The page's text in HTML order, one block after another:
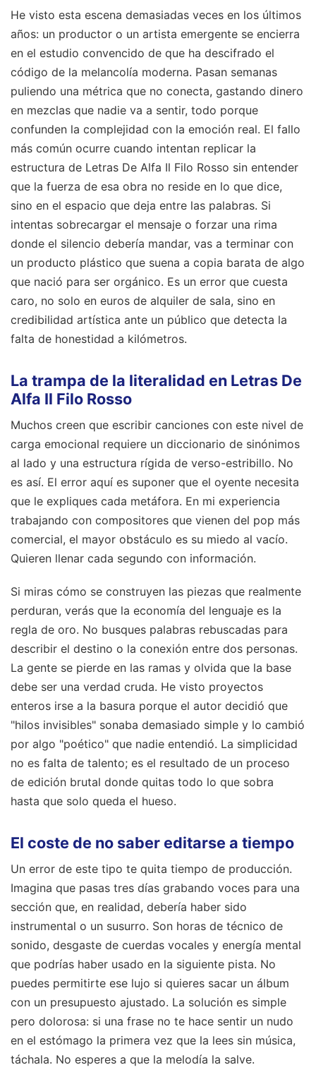
He visto esta escena demasiadas veces en los últimos
años: un productor o un artista emergente se encierra
en el estudio convencido de que ha descifrado el
código de la melancolía moderna. Pasan semanas
puliendo una métrica que no conecta, gastando dinero
en mezclas que nadie va a sentir, todo porque
confunden la complejidad con la emoción real. El fallo
más común ocurre cuando intentan replicar la
estructura de Letras De Alfa Il Filo Rosso sin entender
que la fuerza de esa obra no reside en lo que dice,
sino en el espacio que deja entre las palabras. Si
intentas sobrecargar el mensaje o forzar una rima
donde el silencio debería mandar, vas a terminar con
un producto plástico que suena a copia barata de algo
que nació para ser orgánico. Es un error que cuesta
caro, no solo en euros de alquiler de sala, sino en
credibilidad artística ante un público que detecta la
falta de honestidad a kilómetros.
La trampa de la literalidad en Letras De
Alfa Il Filo Rosso
Muchos creen que escribir canciones con este nivel de
carga emocional requiere un diccionario de sinónimos
al lado y una estructura rígida de verso-estribillo. No
es así. El error aquí es suponer que el oyente necesita
que le expliques cada metáfora. En mi experiencia
trabajando con compositores que vienen del pop más
comercial, el mayor obstáculo es su miedo al vacío.
Quieren llenar cada segundo con información.
Si miras cómo se construyen las piezas que realmente
perduran, verás que la economía del lenguaje es la
regla de oro. No busques palabras rebuscadas para
describir el destino o la conexión entre dos personas.
La gente se pierde en las ramas y olvida que la base
debe ser una verdad cruda. He visto proyectos
enteros irse a la basura porque el autor decidió que
"hilos invisibles" sonaba demasiado simple y lo cambió
por algo "poético" que nadie entendió. La simplicidad
no es falta de talento; es el resultado de un proceso
de edición brutal donde quitas todo lo que sobra
hasta que solo queda el hueso.
El coste de no saber editarse a tiempo
Un error de este tipo te quita tiempo de producción.
Imagina que pasas tres días grabando voces para una
sección que, en realidad, debería haber sido
instrumental o un susurro. Son horas de técnico de
sonido, desgaste de cuerdas vocales y energía mental
que podrías haber usado en la siguiente pista. No
puedes permitirte ese lujo si quieres sacar un álbum
con un presupuesto ajustado. La solución es simple
pero dolorosa: si una frase no te hace sentir un nudo
en el estómago la primera vez que la lees sin música,
táchala. No esperes a que la melodía la salve.